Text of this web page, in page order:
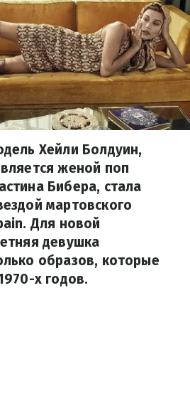
Хейли Болдуин,
женой поп
Бибера, стала
мартовского
Для новой
девушка
образов, которые
х годов.